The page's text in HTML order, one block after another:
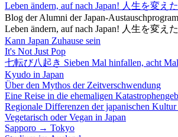
Leben ändern, auf nach Japan! 人生を変え
Blog der Alumni der Japan-
Leben ändern, auf nach Japan! 人生を変え
Kann Japan Zuhause sein
It's Not Just Pop
七転び八起き Sieben Mal hinfallen, acht Mal
Kyudo in Japan
Über den Mythos der Zeitverschwendung
Eine Reise in die ehemaligen
Regionale Differenzen der japanischen Kultur
Vegetarisch oder Vegan in Japan
Sapporo → Tokyo